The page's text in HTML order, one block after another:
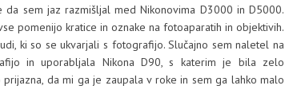
da sem jaz razmišljal med Nikonovima D3000 in D5000.
pomenijo kratice in oznake na fotoaparatih in objektivih.
ki so se ukvarjali s fotografijo. Slučajno sem naletel na
in uporabljala Nikona D90, s katerim je bila zelo
da mi ga je zaupala v roke in sem ga lahko malo